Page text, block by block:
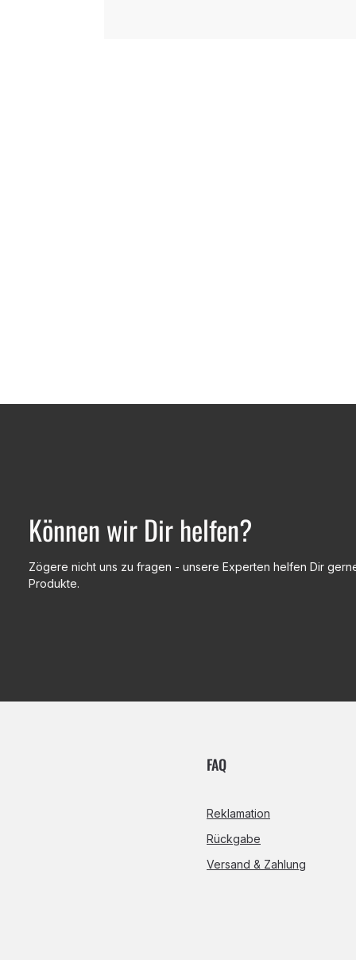
Können wir Dir helfen?
Zögere nicht uns zu fragen - unsere Experten helfen Dir
Produkte.
FAQ
Reklamation
Rückgabe
Versand & Zahlung